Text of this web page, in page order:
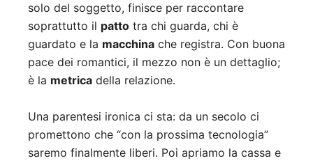
solo del soggetto, finisce per raccontare
soprattutto il patto tra chi guarda, chi è
guardato e la macchina che registra. Con buona
pace dei romantici, il mezzo non è un dettaglio;
è la metrica della relazione.
Una parentesi ironica ci sta: da un secolo ci
promettono che “con la prossima tecnologia”
saremo finalmente liberi. Poi apriamo la cassa e